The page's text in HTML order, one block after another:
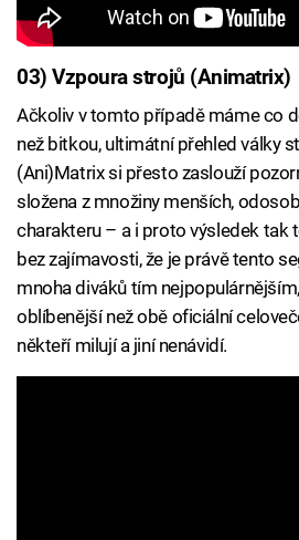
03) Vzpoura strojů (Animatrix)
Ačkoliv v tomto případě máme co
než bitkou, ultimátní přehled války
(Ani)Matrix si přesto zaslouží
složena z množiny menších,
charakteru – a i proto výsledek tak
bez zajímavosti, že je právě tento
mnoha diváků tím
oblíbenější než obě oficiální
někteří milují a jiní nenávidí.